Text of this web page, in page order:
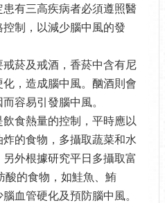
有三高疾病者必須遵照醫
制，以減少腦中風的發
菸及戒酒，香菸中含有尼
，造成腦中風。酗酒則會
容易引發腦中風。
食熱量的控制，平時應以
的食物，多攝取蔬菜和水
外根據研究平日多攝取富
酸的食物，如鮭魚、鮪
血管硬化及預防腦中風。